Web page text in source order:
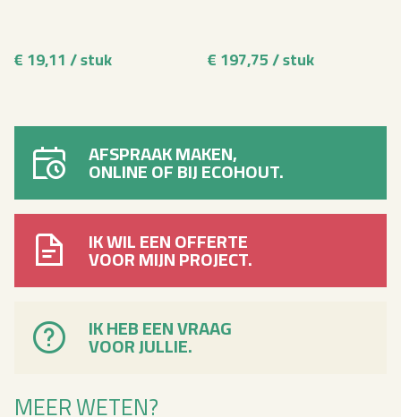
€ 19,11 / stuk € 197,75 / stuk
AFSPRAAK MAKEN,
ONLINE OF BIJ ECOHOUT.
IK WIL EEN OFFERTE
VOOR MIJN PROJECT.
IK HEB EEN VRAAG
VOOR JULLIE.
MEER WETEN?